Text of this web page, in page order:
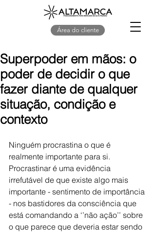
Área do cliente
Superpoder em mãos: o
poder de decidir o que
fazer diante de qualquer
situação, condição e
contexto
Ninguém procrastina o que é
realmente importante para si.
Procrastinar é uma evidência
irrefutável de que existe algo mais
importante - sentimento de importância
- nos bastidores da consciência que
está comandando a ‘’não ação’’ sobre
o que parece que deveria estar sendo